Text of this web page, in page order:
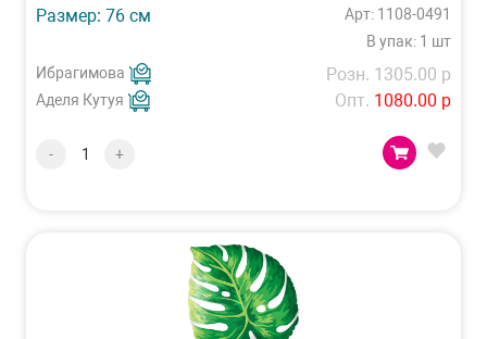
Размер: 76 см
Арт: 1108-0491
В упак: 1 шт
Ибрагимова
Аделя Кутуя
Розн. 1305.00 р
Опт. 1080.00 р
- +